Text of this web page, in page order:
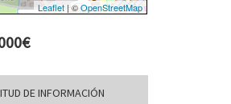
Leaflet | ©OpenStreetMap
DE INFORMACIÓN